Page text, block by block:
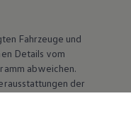
Fahrzeuge und
Details vom
abweichen.
der